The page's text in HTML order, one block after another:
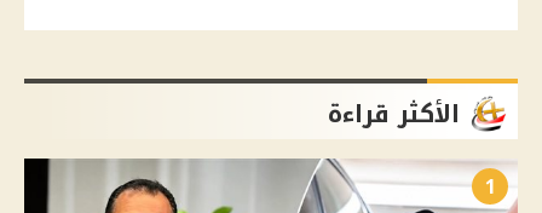
الأكثر قراءة
1